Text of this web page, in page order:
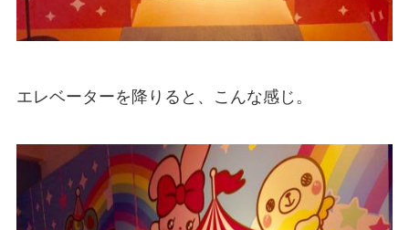
エレベーターを降りると、こんな感じ。